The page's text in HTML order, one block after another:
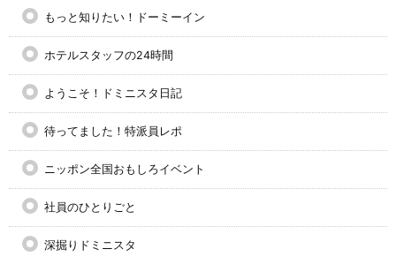
もっと知りたい！ドーミーイン
ホテルスタッフの24時間
ようこそ！ドミニスタ日記
待ってました！特派員レポ
ニッポン全国おもしろイベント
社員のひとりごと
深掘りドミニスタ